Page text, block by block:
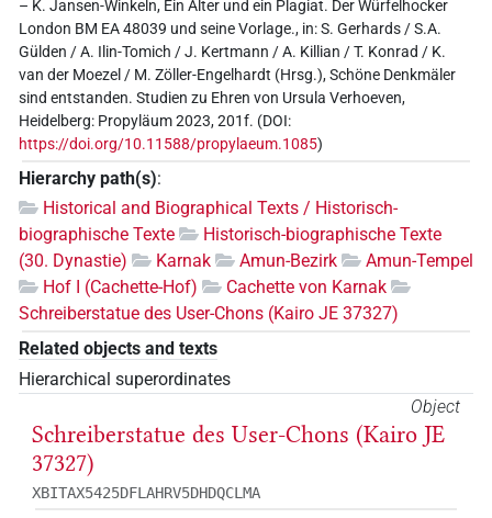
– K. Jansen-Winkeln, Ein Alter und ein Plagiat. Der Würfelhocker
London BM EA 48039 und seine Vorlage., in: S. Gerhards / S.A.
Gülden / A. Ilin-Tomich / J. Kertmann / A. Killian / T. Konrad / K.
van der Moezel / M. Zöller-Engelhardt (Hrsg.), Schöne Denkmäler
sind entstanden. Studien zu Ehren von Ursula Verhoeven,
Heidelberg: Propyläum 2023, 201f. (DOI:
https://doi.org/10.11588/propylaeum.1085)
Hierarchy path(s):
Historical and Biographical Texts / Historisch-
biographische Texte
Historisch-biographische Texte
(30. Dynastie)
Karnak Amun-Bezirk
Amun-Tempel
Hof I (Cachette-Hof)
Cachette von Karnak
Schreiberstatue des User-Chons (Kairo JE 37327)
Related objects and texts
Hierarchical superordinates
Object
Schreiberstatue des User-Chons (Kairo JE
37327)
XBITAX5425DFLAHRV5DHDQCLMA